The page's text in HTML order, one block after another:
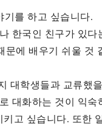
를 하고 싶습니다.
한국인 친구가 있
에 배우기 쉬울 것
대학생들과 교류했
대화하는 것이 익
고 싶습니다. 또한